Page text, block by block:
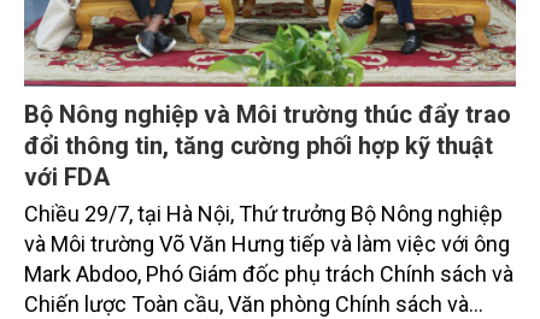
Bộ Nông nghiệp và Môi trường thúc đẩy trao
đổi thông tin, tăng cường phối hợp kỹ thuật
với FDA
Chiều 29/7, tại Hà Nội, Thứ trưởng Bộ Nông nghiệp
và Môi trường Võ Văn Hưng tiếp và làm việc với ông
Mark Abdoo, Phó Giám đốc phụ trách Chính sách và
Chiến lược Toàn cầu, Văn phòng Chính sách và